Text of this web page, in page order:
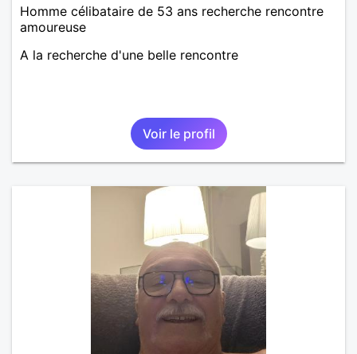
Homme célibataire de 53 ans recherche rencontre
amoureuse
A la recherche d'une belle rencontre
Voir le profil